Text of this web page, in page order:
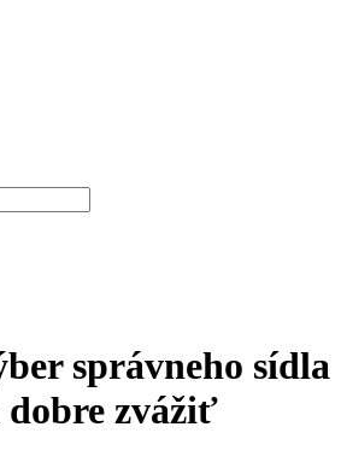
správneho sídla
zvážiť